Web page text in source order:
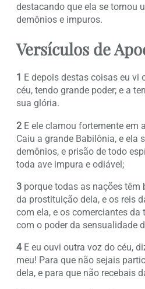
destacando que ela se tornou
demônios e impuros.
Versículos de
1 E depois destas coisas eu vi
céu, tendo grande poder; e a
sua glória.
2 E ele clamou fortemente em
Caiu a grande Babilônia, e ela
demônios, e prisão de todo
toda ave impura e odiável;
3 porque todas as nações têm
da prostituição dela, e os reis
com ela, e os comerciantes da
com o poder da sensualidade
4E eu ouvi outra voz do céu,
meu! Para que não sejais
dela, e para que não recebais